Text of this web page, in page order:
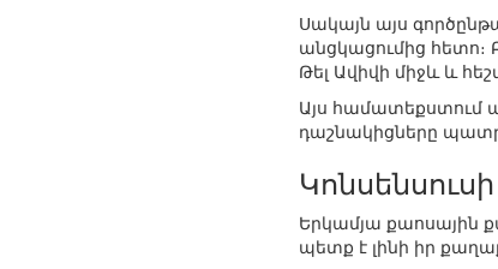
Սակայն այս
անցկացումից հետո։
Թել Ավիվի միջև և
Այս համատեքստում
դաշնակիցները
Երկամյա քաոսային
պետք է լինի իր